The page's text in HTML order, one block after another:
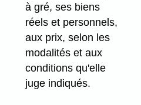
à gré, ses biens
réels et personnels,
aux prix, selon les
modalités et aux
conditions qu'elle
juge indiqués.